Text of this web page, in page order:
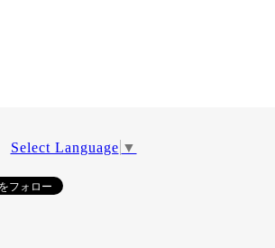
Select Language ▼